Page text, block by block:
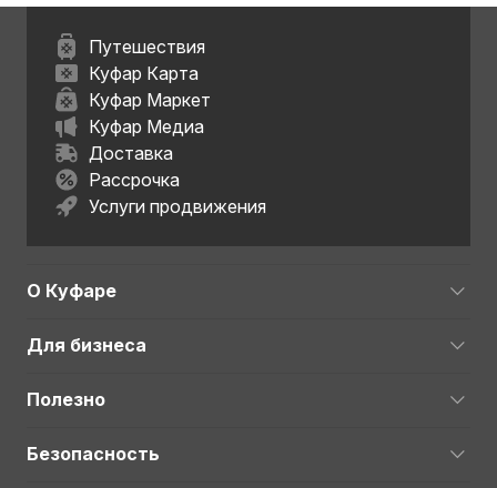
Путешествия
Куфар Карта
Куфар Маркет
Куфар Медиа
Доставка
Рассрочка
Услуги продвижения
О Куфаре
Для бизнеса
Полезно
Безопасность